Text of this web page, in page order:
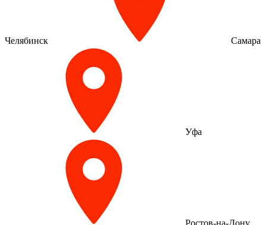
Челябинск Самара
Уфа
Ростов-на-Дону